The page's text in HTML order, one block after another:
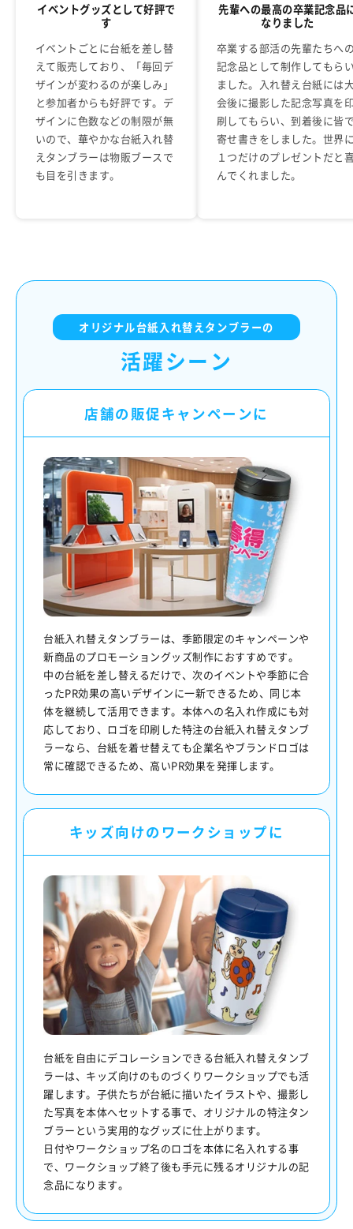
イベントグッズとして好評で
す
イベントごとに台紙を差し替
えて販売しており、「毎回デ
ザインが変わるのが楽しみ」
と参加者からも好評です。デ
ザインに色数などの制限が無
いので、華やかな台紙入れ替
えタンブラーは物販ブースで
も目を引きます。
先輩への最高の卒業記念品
なりました
卒業する部活の先輩たちへ
記念品として制作してもら
ました。入れ替え台紙には
会後に撮影した記念写真を
刷してもらい、到着後に皆
寄せ書きをしました。世界
１つだけのプレゼントだと
んでくれました。
オリジナル台紙入れ替えタンブラーの
活躍シーン
店舗の販促キャンペーンに
台紙入れ替えタンブラーは、季節限定のキャンペーンや
新商品のプロモーショングッズ制作におすすめです。
中の台紙を差し替えるだけで、次のイベントや季節に合
ったPR効果の高いデザインに一新できるため、同じ本
体を継続して活用できます。本体への名入れ作成にも対
応しており、ロゴを印刷した特注の台紙入れ替えタンブ
ラーなら、台紙を着せ替えても企業名やブランドロゴは
常に確認できるため、高いPR効果を発揮します。
キッズ向けのワークショップに
台紙を自由にデコレーションできる台紙入れ替えタンブ
ラーは、キッズ向けのものづくりワークショップでも活
躍します。子供たちが台紙に描いたイラストや、撮影し
た写真を本体へセットする事で、オリジナルの特注タン
ブラーという実用的なグッズに仕上がります。
日付やワークショップ名のロゴを本体に名入れする事
で、ワークショップ終了後も手元に残るオリジナルの記
念品になります。